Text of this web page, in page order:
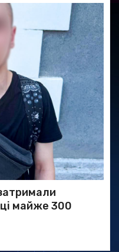
майже 300